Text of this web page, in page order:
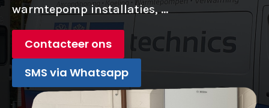
warmtepomp installaties, ...
Contacteer ons
SMS via Whatsapp